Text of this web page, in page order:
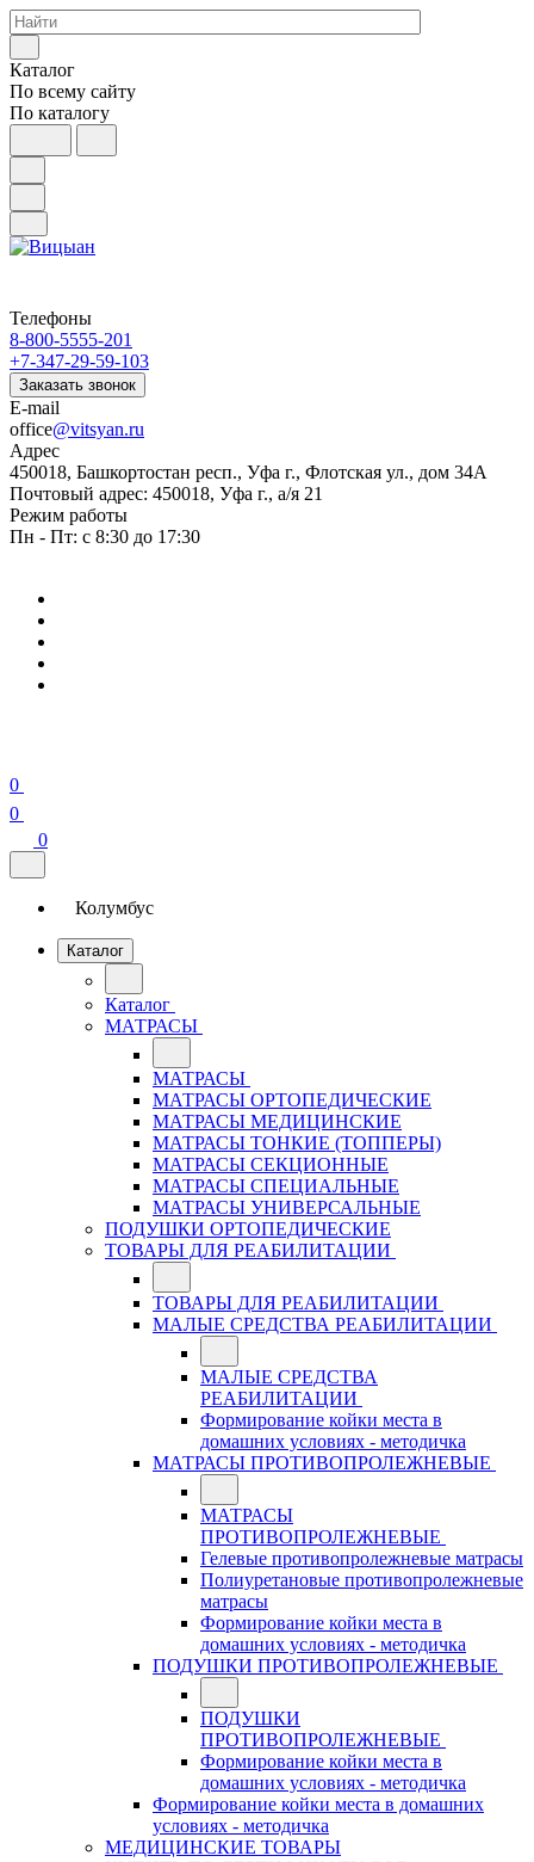
Каталог
По всему сайту
По каталогу
Телефоны
8-800-5555-201
+7-347-29-59-103
Заказать звонок
E-mail
office@vitsyan.ru
Адрес
450018, Башкортостан респ., Уфа г., Флотская ул., дом 34А
Почтовый адрес: 450018, Уфа г., а/я 21
Режим работы
Пн - Пт: с 8:30 до 17:30
0
0
0
Колумбус
Каталог
Каталог
МАТРАСЫ
МАТРАСЫ
МАТРАСЫ ОРТОПЕДИЧЕСКИЕ
МАТРАСЫ МЕДИЦИНСКИЕ
МАТРАСЫ ТОНКИЕ (ТОППЕРЫ)
МАТРАСЫ СЕКЦИОННЫЕ
МАТРАСЫ СПЕЦИАЛЬНЫЕ
МАТРАСЫ УНИВЕРСАЛЬНЫЕ
ПОДУШКИ ОРТОПЕДИЧЕСКИЕ
ТОВАРЫ ДЛЯ РЕАБИЛИТАЦИИ
ТОВАРЫ ДЛЯ РЕАБИЛИТАЦИИ
МАЛЫЕ СРЕДСТВА РЕАБИЛИТАЦИИ
МАЛЫЕ СРЕДСТВА
РЕАБИЛИТАЦИИ
Формирование койки места в
домашних условиях - методичка
МАТРАСЫ ПРОТИВОПРОЛЕЖНЕВЫЕ
МАТРАСЫ
ПРОТИВОПРОЛЕЖНЕВЫЕ
Гелевые противопролежневые матрасы
Полиуретановые противопролежневые
матрасы
Формирование койки места в
домашних условиях - методичка
ПОДУШКИ ПРОТИВОПРОЛЕЖНЕВЫЕ
ПОДУШКИ
ПРОТИВОПРОЛЕЖНЕВЫЕ
Формирование койки места в
домашних условиях - методичка
Формирование койки места в домашних
условиях - методичка
МЕДИЦИНСКИЕ ТОВАРЫ